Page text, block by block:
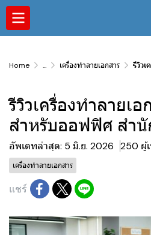
Home ... เครื่องทำลายเอกสาร รีวิวเครื่อ
รีวิวเครื่องทำลายเอ
สำหรับออฟฟิศ สำนั
อัพเดทล่าสุด: 5 มิ.ย. 2026 250 ผู้
เครื่องทำลายเอกสาร
แชร์